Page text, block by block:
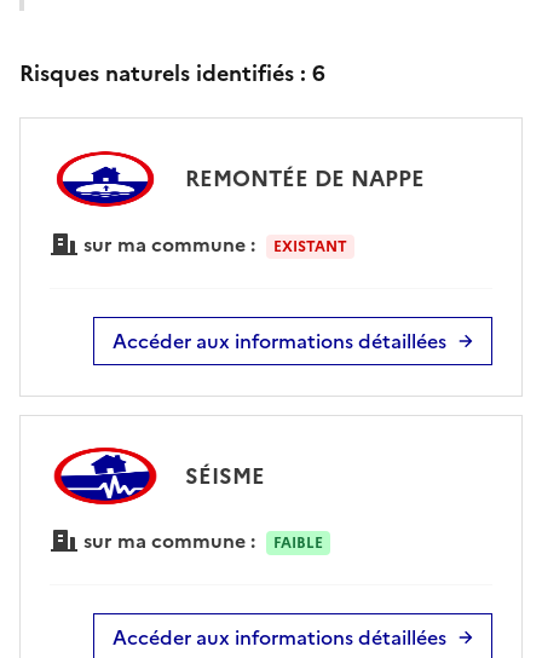
Risques naturels identifiés : 6
REMONTÉE DE NAPPE
sur ma commune : EXISTANT
Accéder aux informations détaillées
SÉISME
sur ma commune : FAIBLE
Accéder aux informations détaillées